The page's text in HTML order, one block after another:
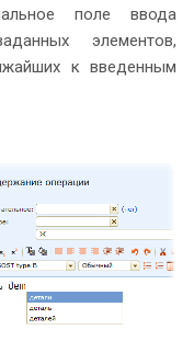
поле ввода
элементов,
к введенным